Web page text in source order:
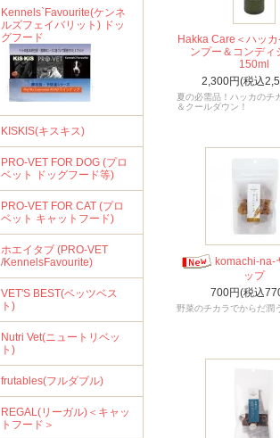
Kennels`Favourite(ケンネ
ルズフェイバリット) ドッ
グフード
KISKIS(キスキス)
PRO-VET FOR DOG (プロ
ベット ドッグフード等)
PRO-VET FOR CAT (プロ
ベット キャットフード)
ホエイタブ (PRO-VET
/KennelsFavourite)
VET'S BEST(ベッツベス
ト)
Nutri Vet(ニュートリベッ
ト)
frutables(フルダブル)
REGAL(リーガル)＜キャッ
トフード＞
Hakka Care＜ハッ
ンプー＆コンディ
150ml
2,300円(税込
夏の必需品！ハッカのチ
＆クールダウン！
komachi-na-
ップ
700円(税込
野菜のチカラでからだ潤